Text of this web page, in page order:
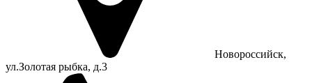
Новороссийск,
ул.Золотая рыбка, д.3